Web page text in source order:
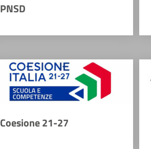
PNSD
Coesione 21-27